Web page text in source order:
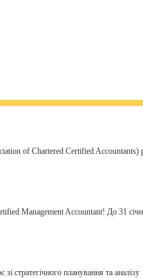
of Chartered Certified Accountants)
Management Accountant! До 31
стратегічного планування та аналізу